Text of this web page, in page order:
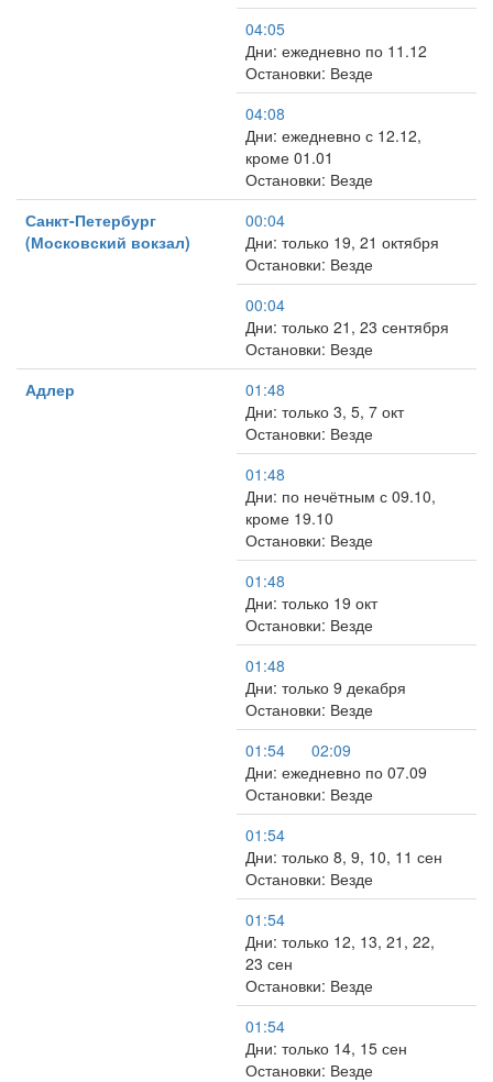
04:05
Дни: ежедневно по 11.12
Остановки: Везде
04:08
Дни: ежедневно с 12.12,
кроме 01.01
Остановки: Везде
Санкт-Петербург
(Московский вокзал)
00:04
Дни: только 19, 21 октября
Остановки: Везде
00:04
Дни: только 21, 23 сентября
Остановки: Везде
Адлер
01:48
Дни: только 3, 5, 7 окт
Остановки: Везде
01:48
Дни: по нечётным с 09.10,
кроме 19.10
Остановки: Везде
01:48
Дни: только 19 окт
Остановки: Везде
01:48
Дни: только 9 декабря
Остановки: Везде
01:54
02:09
Дни: ежедневно по 07.09
Остановки: Везде
01:54
Дни: только 8, 9, 10, 11 сен
Остановки: Везде
01:54
Дни: только 12, 13, 21, 22,
23 сен
Остановки: Везде
01:54
Дни: только 14, 15 сен
Остановки: Везде